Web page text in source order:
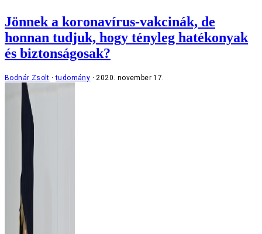
Jönnek a koronavírus-vakcinák, de
honnan tudjuk, hogy tényleg hatékonyak
és biztonságosak?
Bodnár Zsolt tudomány 2020. november 17.